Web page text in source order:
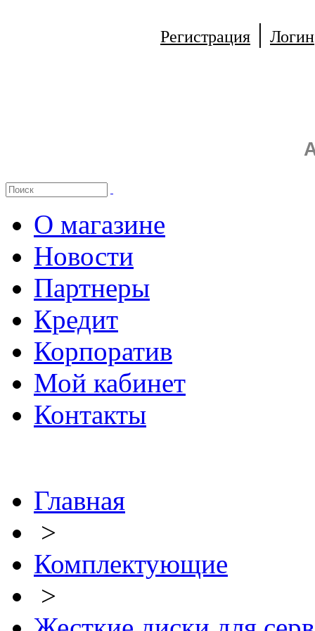
Регистрация | Логин
О магазине
Новости
Партнеры
Кредит
Корпоратив
Мой кабинет
Контакты
Главная
>
Комплектующие
>